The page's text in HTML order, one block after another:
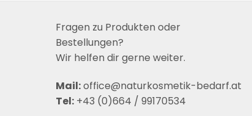
mehrere
auf.
Optionen
können
Fragen zu Produkten oder
Bestellungen?
Wir helfen dir gerne weiter.
Mail:office@naturkosmetik-bedarf.at
Tel: +43 (0)664 / 99170534